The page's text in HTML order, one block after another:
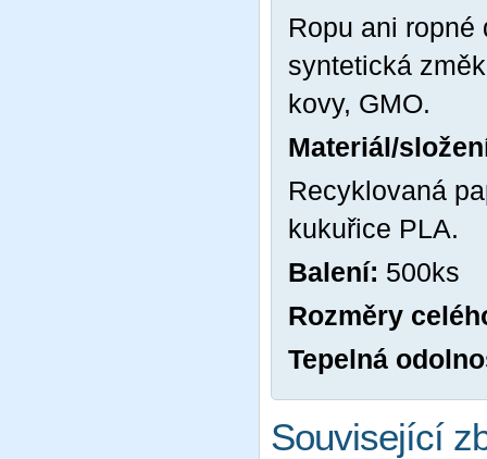
Ropu ani ropné
syntetická
kovy, GMO.
Materiál/
Recyklovaná
kukuřice PLA.
Balení: 500ks
Rozměry
Tepelná
Související